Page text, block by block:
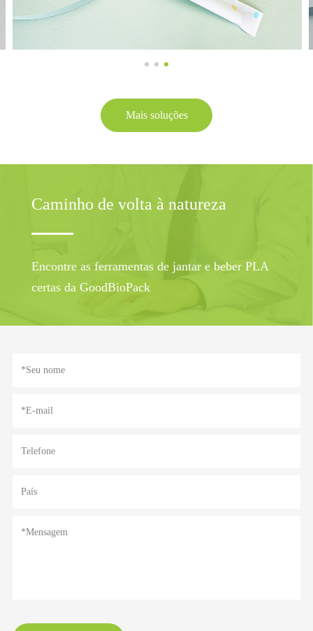
Mais soluções
Caminho de volta à natureza
Encontre as ferramentas de jantar e beber PLA
certas da GoodBioPack